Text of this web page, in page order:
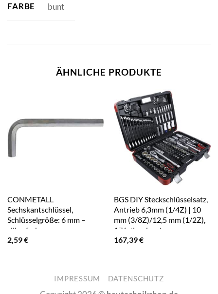
FARBE bunt
ÄHNLICHE PRODUKTE
CONMETALL
Sechskantschlüssel,
Schlüsselgröße: 6 mm –
silberfarben
2,59€
BGS DIY Steckschlüsselsatz,
Antrieb 6,3mm (1/4Z) | 10
mm (3/8Z)/12,5 mm (1/2Z),
176-tlg – bunt
167,39€
IMPRESSUM DATENSCHUTZ